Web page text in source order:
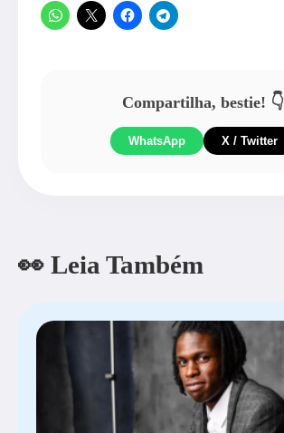
Compartilha, bestie! 👇
WhatsApp X / Twitter
👀 Leia Também